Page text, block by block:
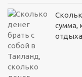
сумма,
отдыха